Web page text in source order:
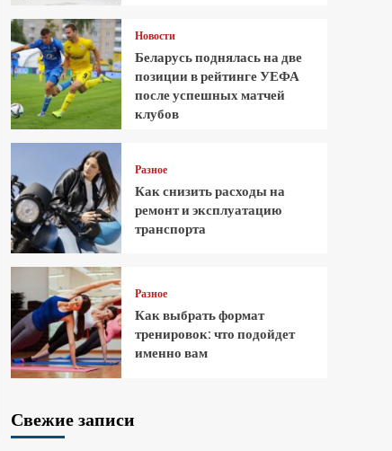
Новости
Беларусь поднялась на две
позиции в рейтинге УЕФА
после успешных матчей
клубов
Разное
Как снизить расходы на
ремонт и эксплуатацию
транспорта
Разное
Как выбрать формат
тренировок: что подойдет
именно вам
Свежие записи